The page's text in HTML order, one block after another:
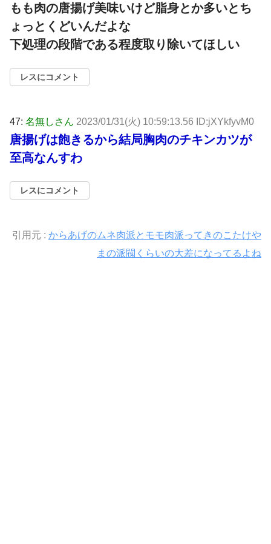
もも肉の唐揚げ美味いけど脂身とか多いとち
ょっとくどいんだよな
下処理の段階である程度取り除いてほしい
レスにコメント
47: 名無しさん 2023/01/31(火) 10:59:13.56 ID:jXYkfyvM0
唐揚げは飽きるから結局胸肉のチキンカツが
至高なんすわ
レスにコメント
引用元 : からあげのムネ肉派とモモ肉派ってきのこたけや
まの派閥くらいの大差になってるよね